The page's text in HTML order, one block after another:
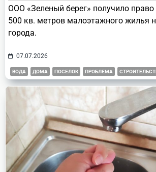
ООО «Зеленый берег» получило право
500 кв. метров малоэтажного жилья
города.
07.07.2026
ВОДА ДОМА ПОСЕЛОК ПРОБЛЕМА